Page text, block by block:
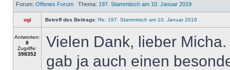
Forum: Offenes Forum Thema: 197. Stammtisch am 10. Januar 2019
ogi Betreff des Beitrags: Re: 197. Stammtisch am 10. Januar 2019
Antworten:
8
Zugriffe:
398352
Vielen Dank, lieber
gab ja auch einen